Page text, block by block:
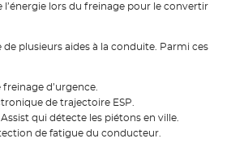
l’énergie lors du freinage pour le convertir
de plusieurs aides à la conduite. Parmi ces
freinage d’urgence.
de trajectoire ESP.
qui détecte les piétons en ville.
de fatigue du conducteur.